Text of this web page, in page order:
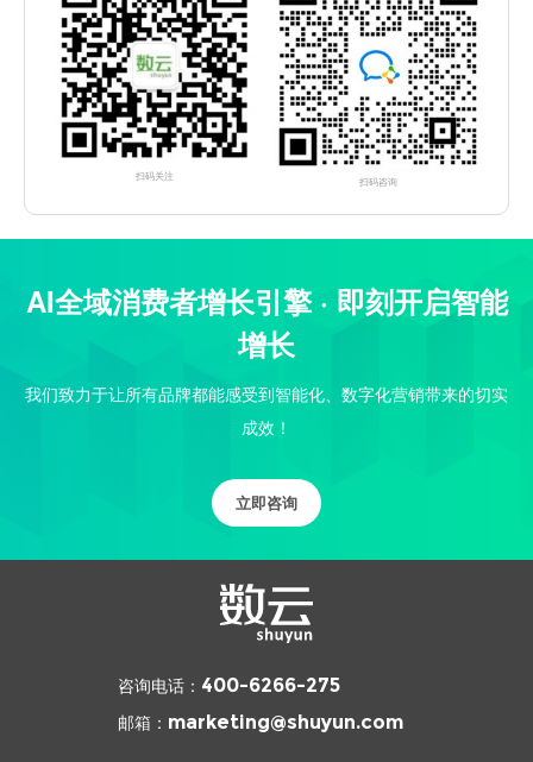
扫码关注 扫码咨询
AI全域消费者增长引擎 · 即刻开启智能
增长
我们致力于让所有品牌都能感受到智能化、数字化营销带来的切实
成效！
立即咨询
咨询电话： 400-6266-275
邮箱： marketing@shuyun.com